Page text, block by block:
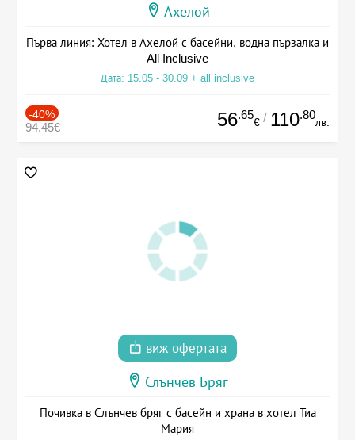
Ахелой
Първа линия: Хотел в Ахелой с басейни, водна пързалка и
All Inclusive
Дата: 15.05 - 30.09 + all inclusive
-40%
94.45€ 56.65
€ / 110.80
лв.
виж офертата
Слънчев Бряг
Почивка в Слънчев бряг с басейн и храна в хотел Тиа
Мария